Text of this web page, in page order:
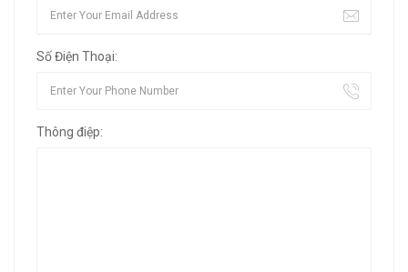
Số Điện Thoại:
Thông điệp: